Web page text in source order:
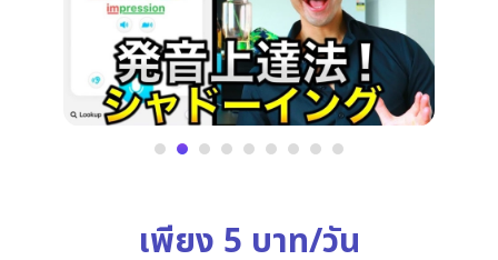
เพียง 5 บาท/วัน